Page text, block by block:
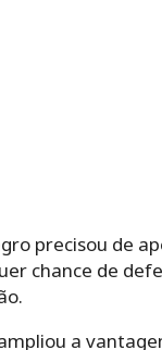
precisou de
chance de
a